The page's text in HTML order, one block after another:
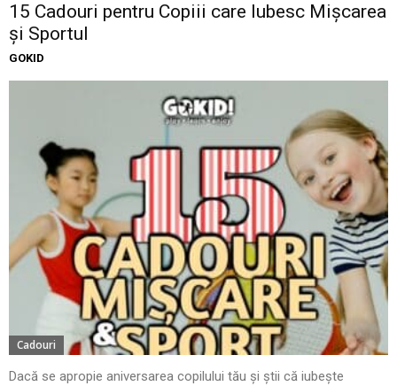
15 Cadouri pentru Copiii care Iubesc Mișcarea
și Sportul
GOKID
Cadouri
Dacă se apropie aniversarea copilului tău și știi că iubește